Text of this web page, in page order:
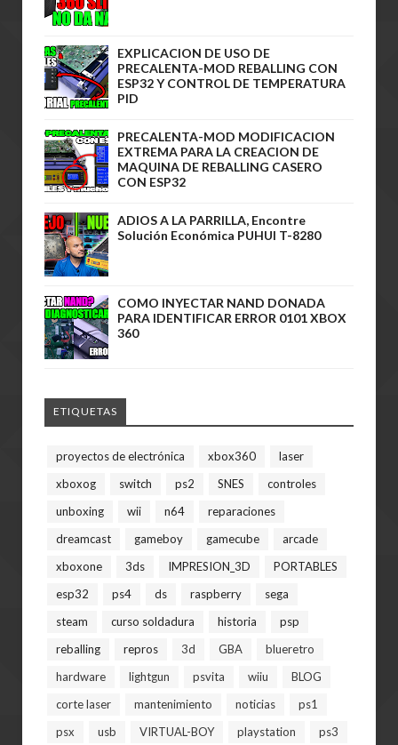
EXPLICACION DE USO DE
PRECALENTA-MOD REBALLING CON
ESP32 Y CONTROL DE TEMPERATURA
PID
PRECALENTA-MOD MODIFICACION
EXTREMA PARA LA CREACION DE
MAQUINA DE REBALLING CASERO
CON ESP32
ADIOS A LA PARRILLA, Encontre
Solución Económica PUHUI T-8280
COMO INYECTAR NAND DONADA
PARA IDENTIFICAR ERROR 0101 XBOX
360
ETIQUETAS
proyectos de electrónica xbox360
laser
xboxog
switch ps2 SNES
controles
unboxing
wii n64
reparaciones
dreamcast
gameboy gamecube
arcade
xboxone
3ds IMPRESION_3D
PORTABLES
esp32
ps4 ds raspberry
sega
steam
curso soldadura historia
psp
reballing
repros 3d GBA
blueretro
hardware
lightgun psvita wiiu
BLOG
corte laser
mantenimiento noticias
ps1
psx
usb VIRTUAL-BOY playstation
ps3